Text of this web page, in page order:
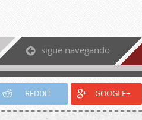
sigue navegando
REDDIT GOOGLE+